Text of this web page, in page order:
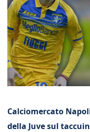
Calciomercato
della Juve sul